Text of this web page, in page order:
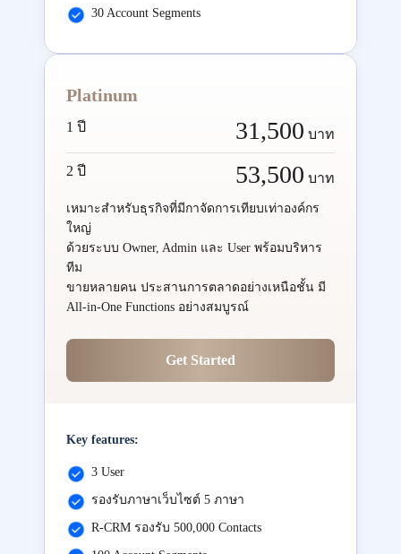
30 Account Segments
Platinum
1 ปี 31,500 บาท
2 ปี 53,500 บาท
เหมาะสำหรับธุรกิจที่มีกาจัดการเทียบเท่าองค์กร
ใหญ่
ด้วยระบบ Owner, Admin และ User พร้อมบริหาร
ทีม
ขายหลายคน ประสานการตลาดอย่างเหนือชั้น มี
All-in-One Functions อย่างสมบูรณ์
Get Started
Key features:
3 User
รองรับภาษาเว็บไซต์ 5 ภาษา
R-CRM รองรับ 500,000 Contacts